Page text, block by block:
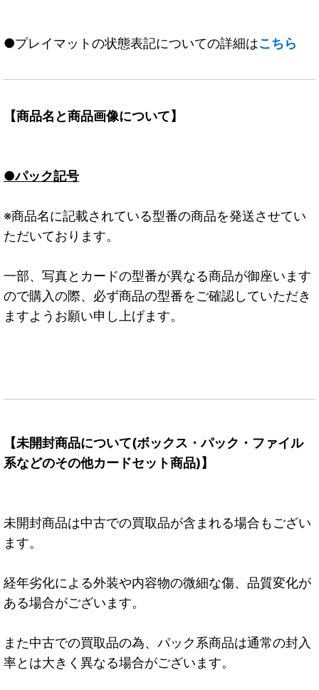
●プレイマットの状態表記についての詳細はこちら
【商品名と商品画像について】
●パック記号
※商品名に記載されている型番の商品を発送させてい
ただいております。
一部、写真とカードの型番が異なる商品が御座います
ので購入の際、必ず商品の型番をご確認していただき
ますようお願い申し上げます。
【未開封商品について(ボックス・パック・ファイル
系などのその他カードセット商品)】
未開封商品は中古での買取品が含まれる場合もござい
ます。
経年劣化による外装や内容物の微細な傷、品質変化が
ある場合がございます。
また中古での買取品の為、パック系商品は通常の封入
率とは大きく異なる場合がございます。